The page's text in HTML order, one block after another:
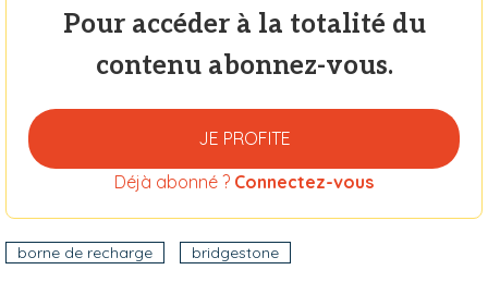
Pour accéder à la totalité du
contenu abonnez-vous.
JE PROFITE
Déjà abonné ? Connectez-vous
borne de recharge bridgestone